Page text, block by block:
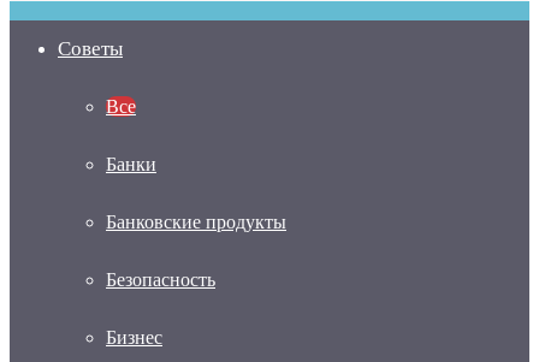
Советы
Все
Банки
Банковские продукты
Безопасность
Бизнес